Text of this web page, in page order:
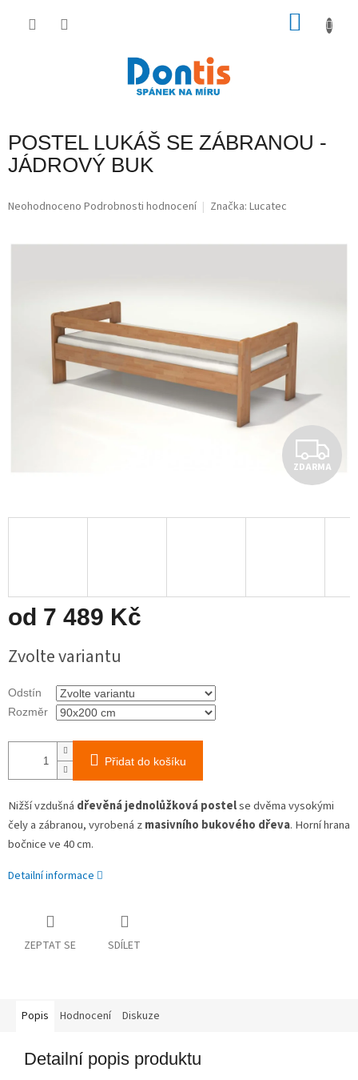
POSTEL LUKÁŠ SE ZÁBRANOU -
JÁDROVÝ BUK
Průměrné
hvězdiček.
Neohodnoceno Podrobnosti hodnocení Značka: Lucatec
Z
D
A
ZDARMA
od 7 489 Kč
cena:
Zvolte variantu
Odstín
Rozměr
Přidat do košíku
Nižší vzdušná dřevěná jednolůžková postelse dvěma vysokými
čely a zábranou, vyrobená zmasivního bukového dřeva. Horní hrana
bočnice ve 40 cm.
Detailní informace
ZEPTAT SE SDÍLET
Popis Hodnocení Diskuze
Detailní popis produktu